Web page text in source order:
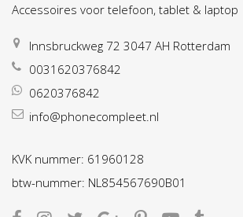
Accessoires voor telefoon, tablet & laptop
Innsbruckweg 72 3047 AH Rotterdam
0031620376842
0620376842
info@phonecompleet.nl
KVK nummer: 61960128
btw-nummer: NL854567690B01